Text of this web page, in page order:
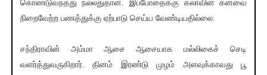
கொண்டுவந்தது நல்லதுதான். இப்போதைக்கு கலாவின் கனவை
நிறைவேற்ற பணத்துக்கு ஏற்பாடு செய்ய வேண்டியதில்லை.
சந்திராவின் அம்மா ஆசை ஆசையாக மல்லிகைச் செடி
வளர்த்துவருகிறார். தினம் இரண்டு முழம் அளவுக்காவது பூ